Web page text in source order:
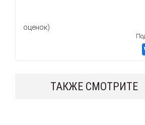
оценок)
ТАКЖЕ СМОТРИТЕ